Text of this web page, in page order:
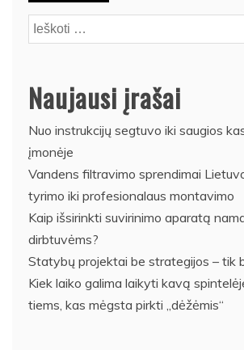
Ieškoti:
Naujausi įrašai
Nuo instrukcijų segtuvo iki saugios
įmonėje
Vandens filtravimo sprendimai
tyrimo iki profesionalaus montavimo
Kaip išsirinkti suvirinimo aparatą
dirbtuvėms?
Statybų projektai be strategijos – tik
Kiek laiko galima laikyti kavą
tiems, kas mėgsta pirkti „dėžėmis“